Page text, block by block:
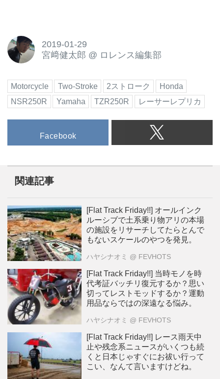
2019-01-29
宮﨑健太郎 @ ロレンス編集部
Motorcycle Two-Stroke 2ストローク
Honda
NSR250R
Yamaha TZR250R レーサーレプリカ
Facebook
関連記事
[Flat Track Friday!!] オールインク
ルーシブで土系乗り物アリの本場
の施設をリサーチしてたらとんで
もないスケールのやつを発見。
ハヤシナオミ @ FEVHOTS
[Flat Track Friday!!] 当時モノを時
代考証バッチリ復元するか？思い
切ってレストモッドするか？運動
用品ならではの深遠なる悩み。
ハヤシナオミ @ FEVHOTS
[Flat Track Friday!!] レース雨天中
止や残念系ニュースがいくつも続
くと日本じゃすぐにお祓い行って
こい、なんて言いますけどね。